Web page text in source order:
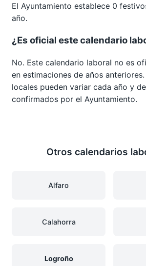
El Ayuntamiento establece 0
año.
¿Es oficial este calendario
No. Este calendario laboral no es
en estimaciones de años
locales pueden variar cada año y
confirmados por el Ayuntamiento.
Otros calendarios
Alfaro
Calahorra
Logroño